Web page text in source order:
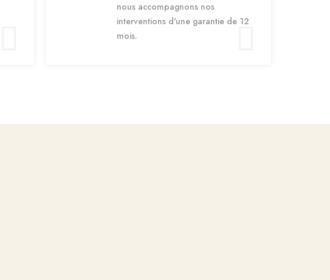
nous accompagnons nos
interventions d'une garantie de 12
mois.